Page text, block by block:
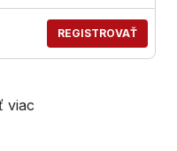
REGISTROVAŤ
viac